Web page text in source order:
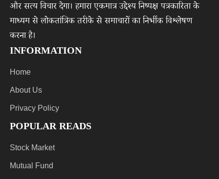
और सत्य विचार देगा। हमारा एकमात्र उद्देश्य निष्पक्ष पत्रकारिता के
माध्यम से लोकतांत्रिक तरीके से समाचारों का निर्भीक विश्लेषण
करना है।
INFORMATION
Home
About Us
Privacy Policy
POPULAR READS
Stock Market
Mutual Fund